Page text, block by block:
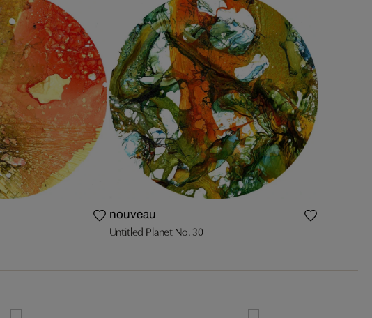
nouveau
Untitled Planet No. 30